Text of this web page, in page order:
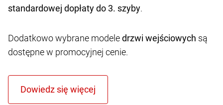
standardowej dopłaty do 3. szyby.
Dodatkowo wybrane modeledrzwi wejściowych są
dostępne w promocyjnej cenie.